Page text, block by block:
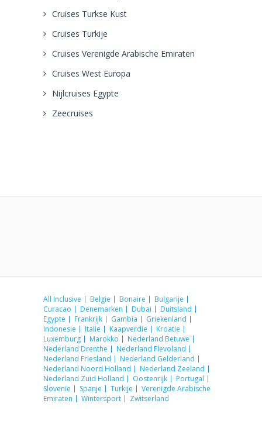
Cruises Turkse Kust
Cruises Turkije
Cruises Verenigde Arabische Emiraten
Cruises West Europa
Nijlcruises Egypte
Zeecruises
All Inclusive Belgie Bonaire
Bulgarije
Curacao
Denemarken Dubai
Duitsland
Egypte
Frankrijk Gambia
Griekenland
Indonesie
Italie Kaapverdie
Kroatie
Luxemburg
Marokko
Nederland Betuwe
Nederland Drenthe
Nederland Flevoland
Nederland Friesland
Nederland Gelderland
Nederland Noord Holland
Nederland Zeeland
Nederland Zuid Holland
Oostenrijk
Portugal
Slovenie
Spanje Turkije
Verenigde Arabische
Emiraten
Wintersport Zwitserland